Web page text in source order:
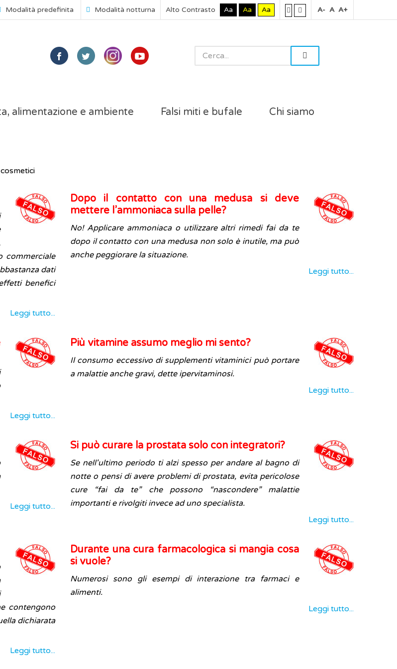
Modalità predefinita Modalità notturna Alto Contrasto Aa Aa Aa A- A A+
alimentazione e ambiente Falsi miti e bufale Chi siamo
commerciale
dati
benefici
Leggi tutto...
Dopo il contatto con una medusa si deve
mettere l’ammoniaca sulla pelle?
No! Applicare ammoniaca o utilizzare altri rimedi fai da te
dopo il contatto con una medusa non solo è inutile, ma può
anche peggiorare la situazione.
Leggi tutto...
Leggi tutto...
Più vitamine assumo meglio mi sento?
Il consumo eccessivo di supplementi vitaminici può portare
a malattie anche gravi, dette ipervitaminosi.
Leggi tutto...
Leggi tutto...
Si può curare la prostata solo con integratori?
Se nell'ultimo periodo ti alzi spesso per andare al bagno di
notte o pensi di avere problemi di prostata, evita pericolose
cure “fai da te” che possono “nascondere” malattie
importanti e rivolgiti invece ad uno specialista.
Leggi tutto...
contengono
dichiarata
Leggi tutto...
Durante una cura farmacologica si mangia cosa
si vuole?
Numerosi sono gli esempi di interazione tra farmaci e
alimenti.
Leggi tutto...